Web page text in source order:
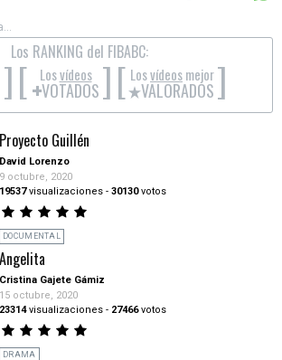
Los RANKING del FIBABC:
][ Losvídeos
+VOTADOS][ Losvídeosmejor
VALORADOS]
Proyecto Guillén
David Lorenzo
9 octubre, 2020
19537visualizaciones - 30130votos
DOCUMENTAL
Angelita
Cristina Gajete Gámiz
15 octubre, 2020
23314visualizaciones - 27466votos
DRAMA